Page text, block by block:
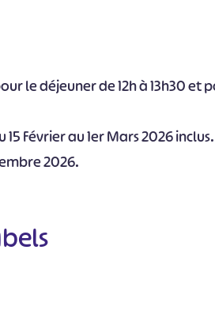
le déjeuner de 12h à 13h30 et
Février au 1er Mars 2026 inclus.
2026.